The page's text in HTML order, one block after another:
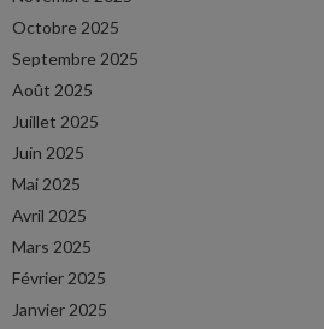
Octobre 2025
Septembre 2025
Août 2025
Juillet 2025
Juin 2025
Mai 2025
Avril 2025
Mars 2025
Février 2025
Janvier 2025